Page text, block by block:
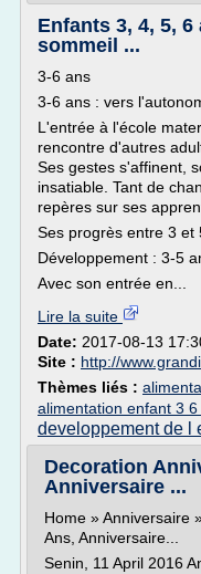
Enfants 3, 4, 5,
sommeil ...
3-6 ans
3-6 ans : vers
L'entrée à l'école
rencontre d'autres
Ses gestes s'affinent,
insatiable. Tant de
repères sur ses
Ses progrès entre 3 et
Développement : 3-5
Avec son entrée en...
Lire la suite
Date: 2017-08-13
Site : http://
Thèmes liés :
alimentation enfant 3 6
developpement de l
Decoration
Anniversaire ...
Home » Anniversaire
Ans, Anniversaire...
Senin, 11 April 2016